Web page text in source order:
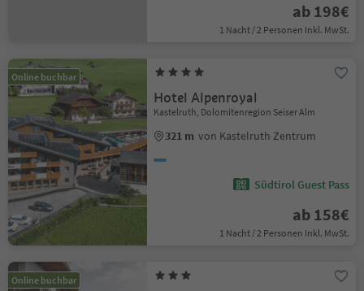
ab 198€
1 Nacht / 2 Personen Inkl. MwSt.
Online buchbar
Hotel Alpenroyal
Kastelruth, Dolomitenregion Seiser Alm
321 m von Kastelruth Zentrum
Südtirol Guest Pass
ab 158€
1 Nacht / 2 Personen Inkl. MwSt.
Online buchbar